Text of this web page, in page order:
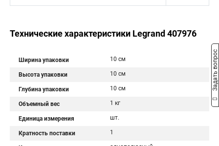
Технические характеристики Legrand 407976
Ширина упаковки 10 см
Высота упаковки 10 см
Глубина упаковки 10 см
Объемный вес 1 кг
Единица измерения шт.
Кратность поставки 1
Задать вопрос